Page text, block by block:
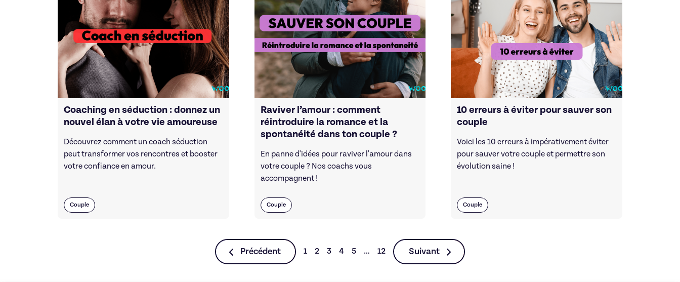
Coaching en séduction : donnez un
nouvel élan à votre vie amoureuse
Découvrez comment un coach séduction
peut transformer vos rencontres et booster
votre confiance en amour.
Couple
Raviver l’amour : comment
réintroduire la romance et la
spontanéité dans ton couple ?
En panne d'idées pour raviver l'amour dans
votre couple ? Nos coachs vous
accompagnent !
Couple
10 erreurs à éviter pour sauver son
couple
Voici les 10 erreurs à impérativement éviter
pour sauver votre couple et permettre son
évolution saine !
Couple
Précédent 1 2 3 4 5 … 12 Suivant